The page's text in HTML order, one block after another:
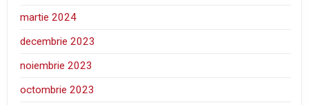
martie 2024
decembrie 2023
noiembrie 2023
octombrie 2023